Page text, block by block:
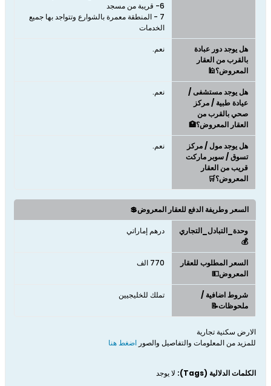
7 - المنطقة معمرة بالشوارع وتتواجد بها جميع
الخدمات
هل يوجد دور عبادة
بالقرب من العقار
المعروض؟🕌
نعم.
هل يوجد مستشفى /
عيادة طبية / مركز
صحي بالقرب من
العقار المعروض؟🏥
نعم.
هل يوجد مول / مركز
تسوق / سوبر ماركت
قريب من العقار
المعروض؟🛒
نعم.
السعر وطريفة الدفع للعقار المعروض💲
وحدة_التبادل_التجاري
💰
درهم إماراتي
السعر المطلوب للعقار
المعروض💵
770 الف
شروط اضافية /
ملحوظات📝
تملك للخليجيين
الارض سكنية تجارية
للمزيد من المعلومات والتفاصيل والصور​ اضغط هنا​
الكلمات الدلالية (Tags): لا يوجد